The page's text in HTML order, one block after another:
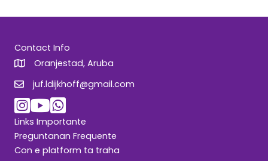
Contact Info
Oranjestad, Aruba
juf.ldijkhoff@gmail.com
juf.ldijkhoff@gmail.com
Links Importante
Preguntanan Frequente
Con e platform ta traha